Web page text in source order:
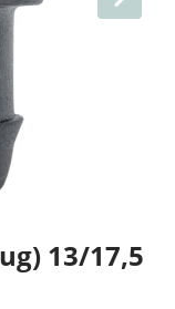
13/17,5